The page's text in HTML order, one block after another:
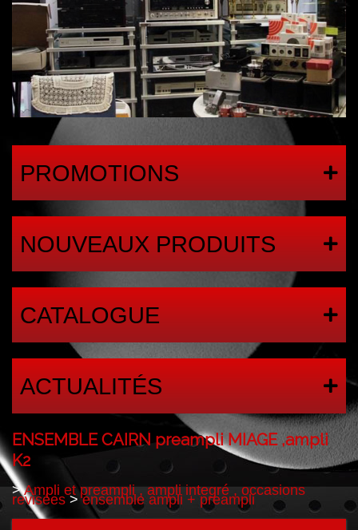
PROMOTIONS
NOUVEAUX PRODUITS
CATALOGUE
ACTUALITÉS
ENSEMBLE CAIRN preampli MIAGE ,ampli
K2
>Ampli et preampli , ampli integré , occasions
revisées>ensemble ampli + preampli